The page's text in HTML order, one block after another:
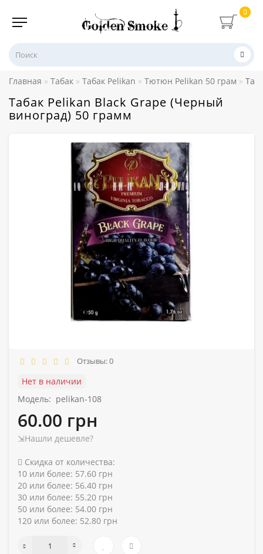
0
Главная Табак Табак Pelikan Тютюн Pelikan 50 грам
Табак Pelikan Black Grape (Черный
виноград) 50 грамм
Отзывы: 0
Нет в наличии
Модель: pelikan-108
60.00 грн
⇲Нашли дешевле?
Скидка от количества:
10 или более: 57.60 грн
20 или более: 56.40 грн
30 или более: 55.20 грн
50 или более: 54.00 грн
120 или более: 52.80 грн